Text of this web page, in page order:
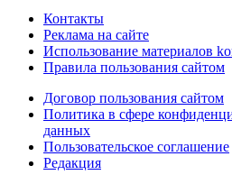
Контакты
Реклама на сайте
Использование материалов
Правила пользования сайтом
Договор пользования сайтом
Политика в сфере
данных
Пользовательское соглашение
Редакция